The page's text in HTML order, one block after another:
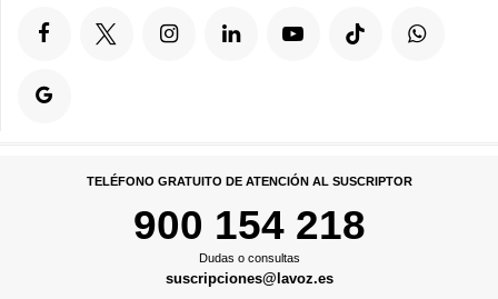
TELÉFONO GRATUITO DE ATENCIÓN AL SUSCRIPTOR
900 154 218
Dudas o consultas
suscripciones@lavoz.es